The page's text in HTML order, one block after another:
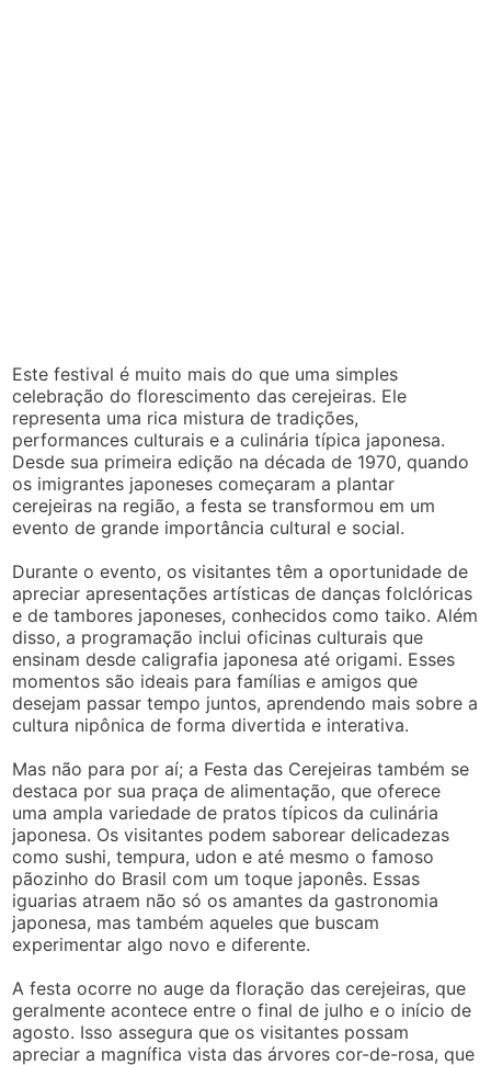
Este festival é muito mais do que uma simples
celebração do florescimento das cerejeiras. Ele
representa uma rica mistura de tradições,
performances culturais e a culinária típica japonesa.
Desde sua primeira edição na década de 1970, quando
os imigrantes japoneses começaram a plantar
cerejeiras na região, a festa se transformou em um
evento de grande importância cultural e social.
Durante o evento, os visitantes têm a oportunidade de
apreciar apresentações artísticas de danças folclóricas
e de tambores japoneses, conhecidos como taiko. Além
disso, a programação inclui oficinas culturais que
ensinam desde caligrafia japonesa até origami. Esses
momentos são ideais para famílias e amigos que
desejam passar tempo juntos, aprendendo mais sobre a
cultura nipônica de forma divertida e interativa.
Mas não para por aí; a Festa das Cerejeiras também se
destaca por sua praça de alimentação, que oferece
uma ampla variedade de pratos típicos da culinária
japonesa. Os visitantes podem saborear delicadezas
como sushi, tempura, udon e até mesmo o famoso
pãozinho do Brasil com um toque japonês. Essas
iguarias atraem não só os amantes da gastronomia
japonesa, mas também aqueles que buscam
experimentar algo novo e diferente.
A festa ocorre no auge da floração das cerejeiras, que
geralmente acontece entre o final de julho e o início de
agosto. Isso assegura que os visitantes possam
apreciar a magnífica vista das árvores cor-de-rosa, que